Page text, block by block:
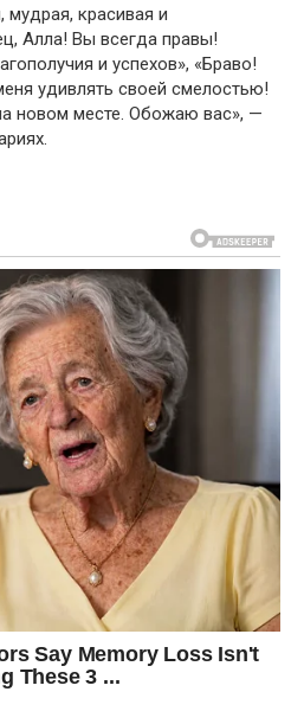
мудрая, красивая и
Алла! Вы всегда правы!
и успехов», «Браво!
удивлять своей смелостью!
новом месте. Обожаю вас», —